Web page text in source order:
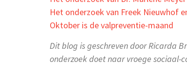
Het onderzoek van Freek Nieuwhof
Oktober is de valpreventie-maand
Dit blog is geschreven door Ricarda
onderzoek doet naar vroege sociaal-